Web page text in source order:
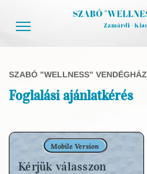
SZABÓ "WELLNESS" VENDÉGHÁZ
Foglalási ajánlatkérés
Mobile Version
Kérjük válasszon